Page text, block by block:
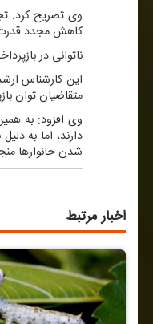
وی تصریح كرد:
كاهش مجدد
ناتوانی در
این كارشناس
متقاضیان توان
وی افزود: به
دارند، اما به
شدن خانوارها
اخبار مرتبط